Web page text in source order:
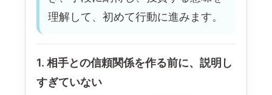
理解して、初めて行動に進みます。
1. 相手との信頼関係を作る前に、説明し
すぎていない